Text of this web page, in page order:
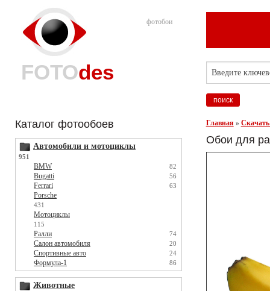
фотобои
FOTOdes
Каталог фотообоев
Автомобили и мотоциклы
951
BMW 82
Bugatti 56
Ferrari 63
Porsche
431
Мотоциклы
115
Ралли 74
Салон автомобиля 20
Спортивные авто 24
Формула-1 86
Животные
Главная »
Обои для